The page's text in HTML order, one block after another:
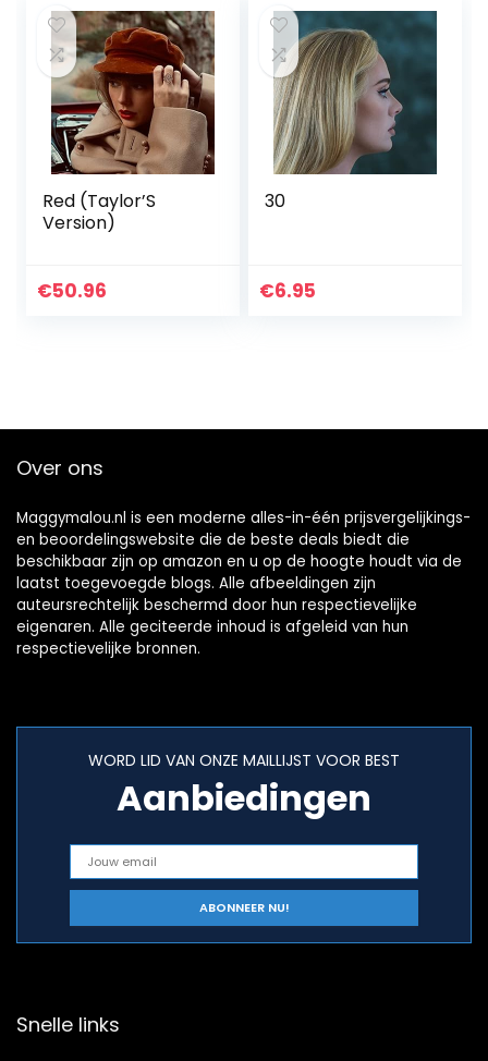
Red (Taylor’S
Version)
€50.96
30
€6.95
Over ons
Maggymalou.nl is een moderne alles-in-één prijsvergelijkings-
en beoordelingswebsite die de beste deals biedt die
beschikbaar zijn op amazon en u op de hoogte houdt via de
laatst toegevoegde blogs. Alle afbeeldingen zijn
auteursrechtelijk beschermd door hun respectievelijke
eigenaren. Alle geciteerde inhoud is afgeleid van hun
respectievelijke bronnen.
WORD LID VAN ONZE MAILLIJST VOOR BEST
Aanbiedingen
Snelle links